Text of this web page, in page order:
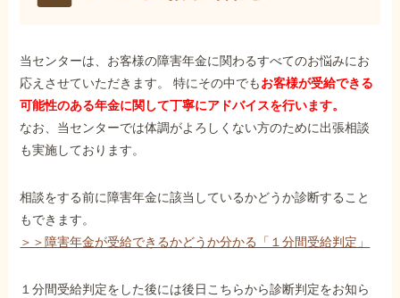
当センターは、お客様の障害年金に関わるすべてのお悩みにお
応えさせていただきます。 特にその中でもお客様が受給できる
可能性のある年金に関して丁寧にアドバイスを行います。
なお、当センターでは体調がよろしくない方のために出張相談
も実施しております。
相談をする前に障害年金に該当しているかどうか診断すること
もできます。
＞＞障害年金が受給できるかどうか分かる「１分間受給判定」
１分間受給判定をした後には後日こちらから診断判定をお知ら